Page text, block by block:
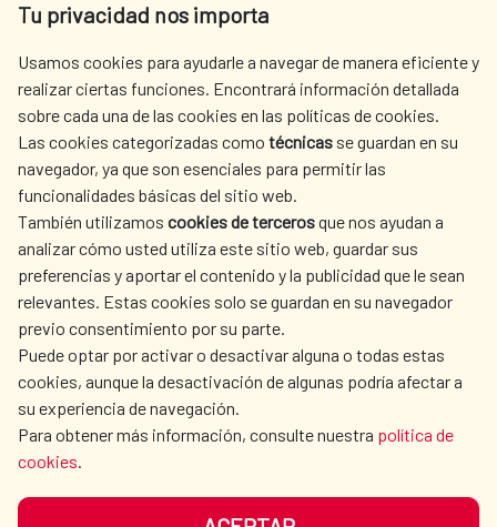
Tu privacidad nos importa
Usamos cookies para ayudarle a navegar de manera eficiente y
realizar ciertas funciones. Encontrará información detallada
sobre cada una de las cookies en las políticas de cookies.
Las cookies categorizadas como técnicas se guardan en su
navegador, ya que son esenciales para permitir las
funcionalidades básicas del sitio web.
También utilizamos cookies de tercerosque nos ayudan a
analizar cómo usted utiliza este sitio web, guardar sus
preferencias y aportar el contenido y la publicidad que le sean
relevantes. Estas cookies solo se guardan en su navegador
previo consentimiento por su parte.
Puede optar por activar o desactivar alguna o todas estas
cookies, aunque la desactivación de algunas podría afectar a
su experiencia de navegación.
Para obtener más información, consulte nuestra política de
cookies.
Tel. +34 900 20 30 54​​​​​​​
AECID
OÙ NOUS COOPÉRONS
L'ACTION HUMANITAIRE
ESPAGNOLE
SALLE DE PRESSE
CULTURE ET SCIENCE BIBLIOTHÈQUE
NOS RÉSEAUX SOCIAUX